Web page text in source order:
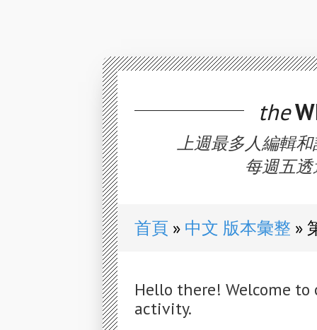
the
上週最多人編輯
每週五
首頁 中文 版本彙整
Hello there! Welcome
activity.